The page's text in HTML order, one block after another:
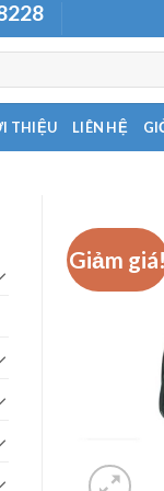
THIỆU LIÊN HỆ
Giảm giá!